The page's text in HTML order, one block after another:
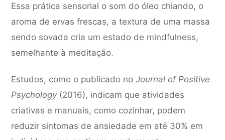
Essa prática sensorial o som do óleo chiando, o
aroma de ervas frescas, a textura de uma massa
sendo sovada cria um estado de mindfulness,
semelhante à meditação.
Estudos, como o publicado noJournal of Positive
Psychology(2016), indicam que atividades
criativas e manuais, como cozinhar, podem
reduzir sintomas de ansiedade em até 30% em